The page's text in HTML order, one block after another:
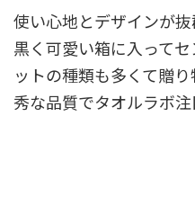
使い心地とデザインが
黒く可愛い箱に入って
ットの種類も多くて贈
秀な品質でタオルラボ注